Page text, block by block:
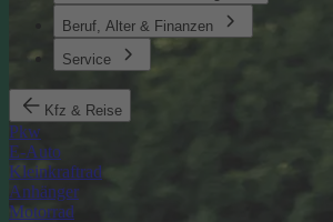
Beruf, Alter & Finanzen
Service
Kfz & Reise
Pkw
E-Auto
Kleinkraftrad
Anhänger
Motorrad